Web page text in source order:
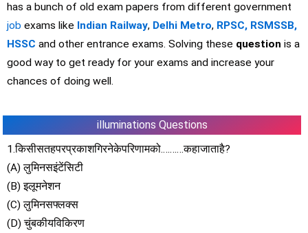
has a bunch of old exam papers from different government
job exams like Indian Railway, Delhi Metro, RPSC, RSMSSB,
HSSC and other entrance exams. Solving these question is a
good way to get ready for your exams and increase your
chances of doing well.
illuminations Questions
1.किसीसतहपरप्रकाशगिरनेकेपरिणामको……….कहाजाताहै?
(A) लुमिनसइंटेंसिटी
(B) इलूमनेशन
(C) लुमिनसफ्लक्स
(D) चुंबकीयविकिरण